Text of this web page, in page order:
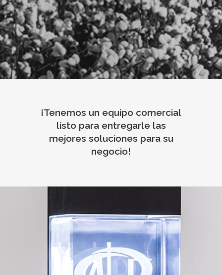
¡Tenemos un equipo comercial
listo para entregarle las
mejores soluciones para su
negocio!